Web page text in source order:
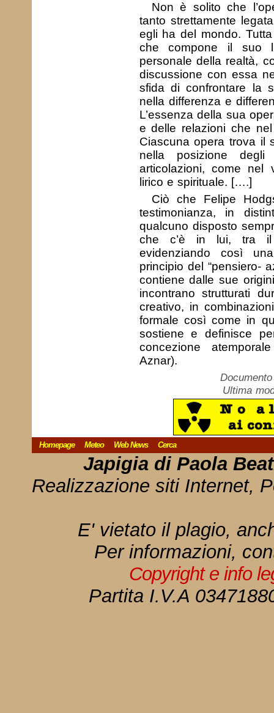
Non è solito che
tanto strettamente
egli ha del mondo.
che compone il suo
personale della realtà,
discussione con essa
sfida di confrontare la
nella differenza e
L’essenza della sua
e delle relazioni che
Ciascuna opera trova il
nella posizione
articolazioni, come nel
lirico e spirituale. [….]
Ciò che Felipe
testimonianza, in
qualcuno disposto
che c’è in lui, tra il
evidenziando così
principio del “pensiero-
contiene dalle sue
incontrano strutturati
creativo, in
formale così come in
sostiene e definisce
concezione
Aznar).
Ultima
Homepage Meteo Web News Cerca
Japigia di Paola
Realizzazione siti Internet,
E' vietato il plagio,
Per informazioni,
Copyright e info
Partita I.V.A